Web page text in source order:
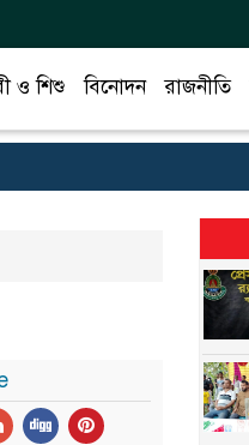
ও শিশু বিনোদন রাজনীতি